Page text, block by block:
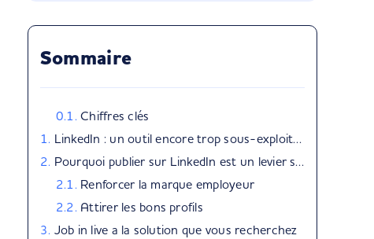
Sommaire
Chiffres clés
LinkedIn : un outil encore trop sous-exploité par les RH
Pourquoi publier sur LinkedIn est un levier stratégique pour les RH ?
Renforcer la marque employeur
Attirer les bons profils
Job in live a la solution que vous recherchez